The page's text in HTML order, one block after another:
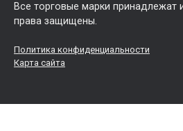
Все торговые марки принадлежат
права защищены.
Политика конфиденциальности
Карта сайта